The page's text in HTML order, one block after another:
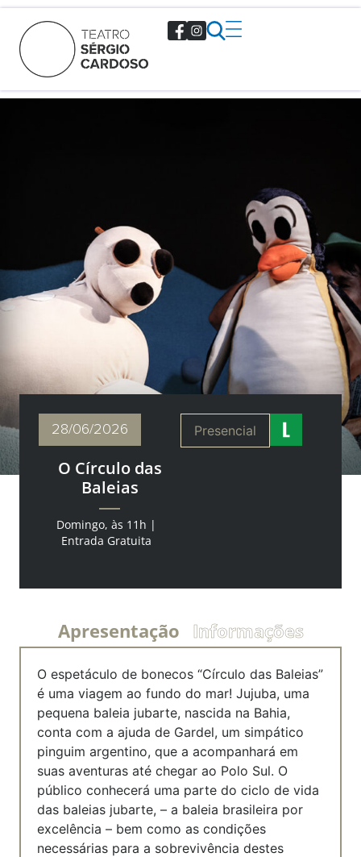
28/06/2026
O Círculo das
Baleias
Domingo, às 11h |
Entrada Gratuita
Presencial
Apresentação Informações
O espetáculo de bonecos “Círculo das Baleias”
é uma viagem ao fundo do mar! Jujuba, uma
pequena baleia jubarte, nascida na Bahia,
conta com a ajuda de Gardel, um simpático
pinguim argentino, que a acompanhará em
suas aventuras até chegar ao Polo Sul. O
público conhecerá uma parte do ciclo de vida
das baleias jubarte, – a baleia brasileira por
excelência – bem como as condições
necessárias para a sobrevivência destes